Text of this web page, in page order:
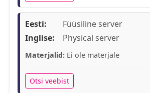
Eesti:
Füüsiline server
Inglise:
Physical server
Materjalid: Ei ole materjale
Otsi veebist